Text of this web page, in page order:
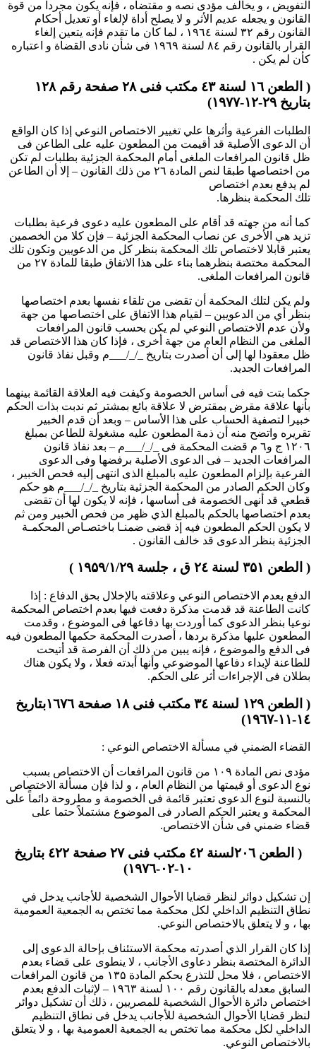
التفويض ، و يخالف مؤدى نصه و مقتضاه ، فإنه يكون مجرداً من قوة
القانون و يجعله عديم الأثر و لا يصلح أداة لإلغاء أو تعديل أحكام
القانون رقم ۳۲ لسنة ۱۹٦٤ ، لما كان ما تقدم فإنه يتعين إلغاء
القرار بالقانون رقم ۸٤ لسنة ۱۹٦۹ فى شأن نادى القضاة و اعتباره
كأن لم يكن .
( الطعن ۱٦ لسنة ٤۳ مكتب فنى ۲۸ صفحة رقم ۱۲۸
بتاريخ ۲۹-۱۲-۱۹۷۷)
الطلبات الفرعية وأثرها علي تغيير الاختصاص النوعي إذا كان الواقع
أن الدعوى الأصلية قد أقيمت من المطعون عليه على الطاعن فى
ظل قانون المرافعات الملغى أمام المحكمة الجزئية بطلبات لم تكن
من اختصاصها طبقا لنص المادة ۲٦ من ذلك القانون – إلا أن الطاعن
لم يدفع بعدم اختصاص
تلك المحكمة بنظرها.
كما أنه من جهته قد أقام على المطعون عليه دعوى فرعية بطلبات
تزيد هي الأخرى عن نصاب المحكمة الجزئية – فإن كلا من الخصمين
يعتبر قابلا لاختصاص تلك المحكمة بنظر كل من الدعويين وتكون تلك
المحكمة مختصة بنظرهما بناء على هذا الاتفاق طبقا للمادة ۲۷ من
قانون المرافعات الملغى.
ولم يكن لتلك المحكمة أن تقضى من تلقاء نفسها بعدم اختصاصها
بنظر أي من الدعويين – لقيام هذا الاتفاق على اختصاصها من جهة
ولأن عدم الاختصاص النوعي لم يكن بحسب قانون المرافعات
الملغى من النظام العام من جهة أخرى ، فإذا كان هذا الاختصاص قد
ظل معقودا لها إلى أن أصدرت بتاريخ _/_/___م وقبل نفاذ قانون
المرافعات الجديد.
حكما بتت فيه فى أساس الخصومة وكيفت فيه العلاقة القائمة بينهما
بأنها علاقة مقرض بمقترض لا علاقة بائع بمشتر ثم ندبت بذات الحكم
خبيرا لتصفية الحساب على هذا الأساس – وبعد أن قدم الخبير
تقريره واتضح منه أن ذمة المطعون عليه مشغولة للطاعن بمبلغ
۱۲۰٦ ج و٦ م قضت المحكمة فى _/_/___م – بعد نفاذ قانون
المرافعات الجديد – فى الدعوى الأصلية برفضها وفى الدعوى
الفرعية بإلزام المطعون عليه بالمبلغ الذى انتهى إليه فحص الخبير ،
وكان الحكم الصادر من المحكمة الجزئية بتاريخ _/_/___م هو حكم
قطعي قد أنهى الخصومة فى أساسها ، فإنه لا يكون لها أن تقضى
بعدم اختصاصها بالحكم بالمبلغ الذي ظهر من فحص الخبير ومن ثم
لا يكون الحكم المطعون فيه إذ قضى ضمنـا باختصـاص المحكمـة
الجزئية بنظر الدعوى قد خالف القانون .
( الطعن ۳۵۱ لسنة ۲٤ ق ، جلسة ۱۹۵۹/۱/۲۹ )
الدفع بعدم الاختصاص النوعي وعلاقته بالإخلال بحق الدفاع : إذا
كانت الطاعنة قد قدمت مذكرة دفعت فيها بعدم اختصاص المحكمة
نوعيا بنظر الدعوى كما أوردت بها دفاعها فى الموضوع ، وقدمت
المطعون عليها مذكرة بردها ، أصدرت المحكمة حكمها المطعون فيه
فى الدفع والموضوع ، فإنه يبين من ذلك أن الفرصة قد أتيحت
للطاعنة لإبداء دفاعها الموضوعي وأنها أبدته فعلا ، ولا يكون هناك
بطلان فى الإجراءات أثر على الحكم.
( الطعن ۱۲۹ لسنة ۳٤ مكتب فنى ۱۸ صفحة ۱٦۷٦بتاريخ
۱٤-۱۱-۱۹٦۷)
القضاء الضمني في مسألة الاختصاص النوعي :
مؤدى نص المادة ۱۰۹ من قانون المرافعات أن الاختصاص بسبب
نوع الدعوى أو قيمتها من النظام العام ، و لذا فإن مسألة الاختصاص
بالنسبة لنوع الدعوى تعتبر قائمة فى الخصومة و مطروحة دائماً على
المحكمة و يعتبر الحكم الصادر فى الموضوع مشتملاً حتما على
قضاء ضمني فى شأن الاختصاص.
( الطعن ۲۰٦لسنة ٤۲ مكتب فنى ۲۷ صفحة ٤۲۲ بتاريخ
۱۰-۰۲-۱۹۷٦)
إن تشكيل دوائر لنظر قضايا الأحوال الشخصية للأجانب يدخل في
نطاق التنظيم الداخلي لكل محكمة مما تختص به الجمعية العمومية
بها ، و لا يتعلق بالاختصاص النوعي.
إذا كان القرار الذي أصدرته محكمة الاستئناف بإحالة الدعوى إلى
الدائرة المختصة بنظر دعاوى الأجانب ، لا ينطوى على قضاء بعدم
الاختصاص ، فلا محل للتذرع بحكم المادة ۱۳۵ من قانون المرافعات
السابق معدله بالقانون رقم ۱۰۰ لسنة ۱۹٦۳ – لإثبات الدفع بعدم
اختصاص دائرة الأحوال الشخصية للمصريين ، ذلك أن تشكيل دوائر
لنظر قضايا الأحوال الشخصية للأجانب يدخل فى نطاق التنظيم
الداخلي لكل محكمة مما تختص به الجمعية العمومية بها ، و لا يتعلق
بالاختصاص النوعي.